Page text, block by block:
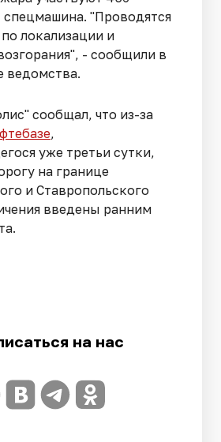
спецмашина. "Проводятся
локализации и
- сообщили в
ведомства.
сообщал, что из-за
,
уже третьи сутки,
на границе
и Ставропольского
введены ранним
на нас